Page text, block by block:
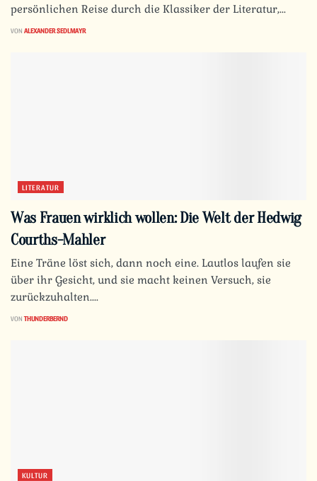
persönlichen Reise durch die Klassiker der Literatur,...
VON ALEXANDER SEDLMAYR
LITERATUR
Was Frauen wirklich wollen: Die Welt der Hedwig
Courths-Mahler
Eine Träne löst sich, dann noch eine. Lautlos laufen sie
über ihr Gesicht, und sie macht keinen Versuch, sie
zurückzuhalten....
VON THUNDERBERND
KULTUR